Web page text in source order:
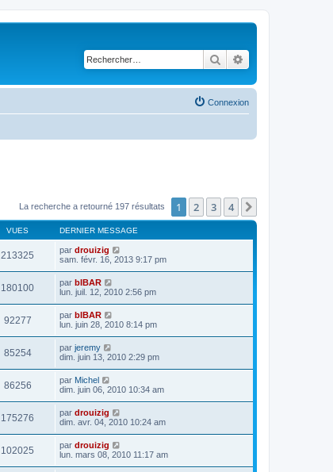
Rechercher
Connexion
La recherche a retourné 197 résultats 1 2 3 4
VUES DERNIER MESSAGE
213325 par drouizig
sam. févr. 16, 2013 9:17 pm
180100 par bIBAR
lun. juil. 12, 2010 2:56 pm
92277 par bIBAR
lun. juin 28, 2010 8:14 pm
85254 par jeremy
dim. juin 13, 2010 2:29 pm
86256 par Michel
dim. juin 06, 2010 10:34 am
175276 par drouizig
dim. avr. 04, 2010 10:24 am
102025 par drouizig
lun. mars 08, 2010 11:17 am